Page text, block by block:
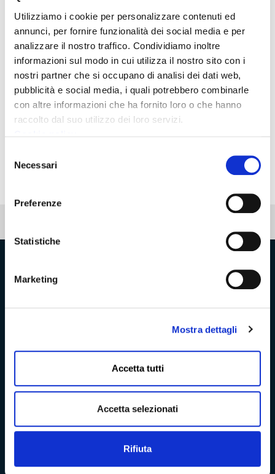
Utilizziamo i cookie per personalizzare contenuti ed
annunci, per fornire funzionalità dei social media e per
analizzare il nostro traffico. Condividiamo inoltre
informazioni sul modo in cui utilizza il nostro sito con i
nostri partner che si occupano di analisi dei dati web,
pubblicità e social media, i quali potrebbero combinarle
con altre informazioni che ha fornito loro o che hanno
raccolto dal suo utilizzo dei loro servizi.
delNecessari
Preferenze
Statistiche
Marketing
Mostra dettagli
Accetta tutti
Accetta selezionati
Rifiuta
iscrizione FSE
All 1 Fac Simile domanda borse di studio
materie STEM
All 2 borse di studio materie STEM Scheda di
iscrizione FSE
Amministrazione Trasparente
Bandi di concorso
Richieste di accesso